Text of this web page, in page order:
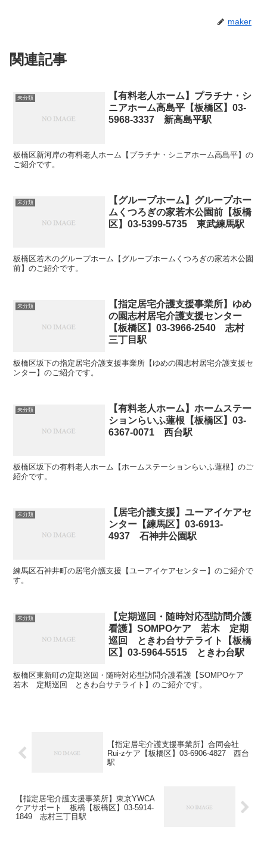
maker
関連記事
未分類
【有料老人ホーム】プラチナ・シ
ニアホーム高島平【板橋区】03-
5968-3337 新高島平駅
板橋区新河岸の有料老人ホーム【プラチナ・シニアホーム高島平】の
ご紹介です。
未分類
【グループホーム】グループホー
ムくつろぎの家若木公園前【板橋
区】03-5399-5735 東武練馬駅
板橋区若木のグループホーム【グループホームくつろぎの家若木公園
前】のご紹介です。
未分類
【指定居宅介護支援事業所】ゆめ
の園志村居宅介護支援センター
【板橋区】03-3966-2540 志村
三丁目駅
板橋区坂下の指定居宅介護支援事業所【ゆめの園志村居宅介護支援セ
ンター】のご紹介です。
未分類
【有料老人ホーム】ホームステー
ションらいふ蓮根【板橋区】03-
6367-0071 西台駅
板橋区坂下の有料老人ホーム【ホームステーションらいふ蓮根】のご
紹介です。
未分類
【居宅介護支援】ユーアイケアセ
ンター【練馬区】03-6913-
4937 石神井公園駅
練馬区石神井町の居宅介護支援【ユーアイケアセンター】のご紹介で
す。
未分類
【定期巡回・随時対応型訪問介護
看護】SOMPOケア 若木 定期
巡回 ときわ台サテライト【板橋
区】03-5964-5515 ときわ台駅
板橋区東新町の定期巡回・随時対応型訪問介護看護【SOMPOケア
若木 定期巡回 ときわ台サテライト】のご紹介です。
【指定居宅介護支援事業所】合同会社
Rui-zケア【板橋区】03-6906-4827 西台
駅
【指定居宅介護支援事業所】東京YWCA
ケアサポート 板橋【板橋区】03-5914-
1849 志村三丁目駅